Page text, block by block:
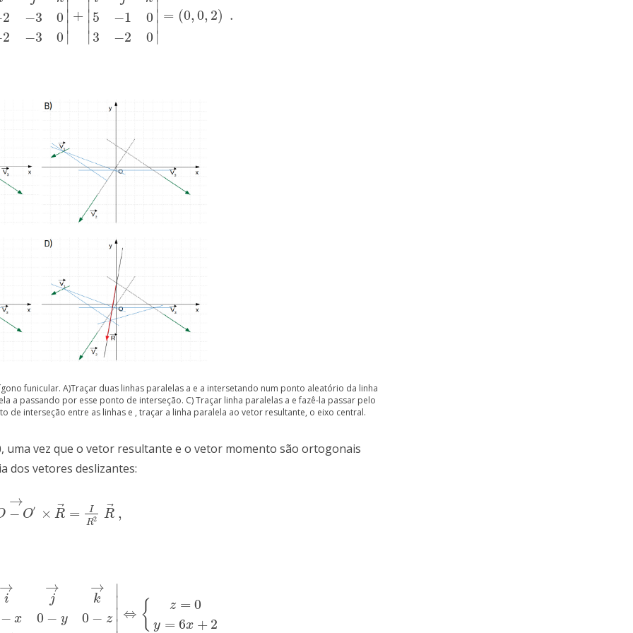
2
2
−3
−3
0
0 ∣
∣
∣
∣
+
∣
∣
∣
∣
5
3
−1
−2
0
0 ∣
∣
∣
∣
= (0, 0, 2) .
| j→k →− 2 −30−2 0|+ → j→k →5−103− 20
funicular. A)Traçar duas linhas paralelas a e a intersetando num ponto aleatório da linha
a passando por esse ponto de interseção. C) Traçar linha paralelas a e fazê-la passar pelo
de interseção entre as linhas e , traçar a linha paralela ao vetor resultante, o eixo central.
, uma vez que o vetor resultante e o vetor momento são ortogonais
dos vetores deslizantes:
− O′
→
× R⃗ =
I
R2 R⃗ ,
− O′ →× R→=I R2 R→ ,
i
→
− x
j
→
0 − y
k
→
0 − z
∣
∣
∣
∣
⇔ { z = 0
y = 6x + 2
−y z− −60 ⇔ =0 y =6x +2